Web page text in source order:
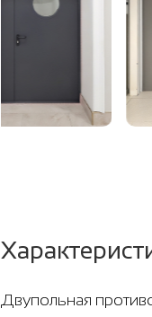
Двупольная